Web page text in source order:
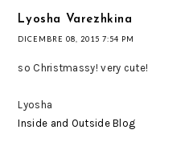
Lyosha Varezhkina
DICEMBRE 08, 2015 7:54 PM
so Christmassy! very cute!
Lyosha
Inside and Outside Blog